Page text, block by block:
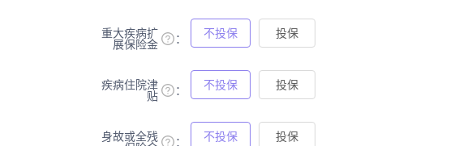
重大疾病扩
展保险金
不投保 投保
疾病住院津
贴
不投保 投保
身故或全残
不投保 投保